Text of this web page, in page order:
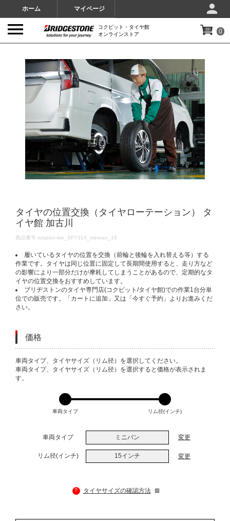
ホーム マイページ
コクピット・タイヤ館
オンラインストア
0
タイヤの位置交換（タイヤローテーション） タ
イヤ館 加古川
DETAILS
商品番号 rotation-tire_SP7314_minivan_15
履いているタイヤの位置を交換（前輪と後輪を入れ替える等）する
作業です。タイヤは同じ位置に固定して長期間使用すると、走り方など
の影響により一部分だけが摩耗してしまうことがあるので、定期的なタ
イヤの位置交換をおすすめしています。
ブリヂストンのタイヤ専門店(コクピット/タイヤ館)での作業1台分単
位での販売です。「カートに追加」又は「今すぐ予約」よりお進みくだ
さい。
価格
VARIATIONS
車両タイプ、タイヤサイズ（リム径）を選択してください。
車両タイプ、タイヤサイズ（リム径）を選択すると価格が表示されま
す。
車両タイプ リム径(インチ)
車両タイプ ミニバン 変更
リム径(インチ) 15インチ 変更
? タイヤサイズの確認方法